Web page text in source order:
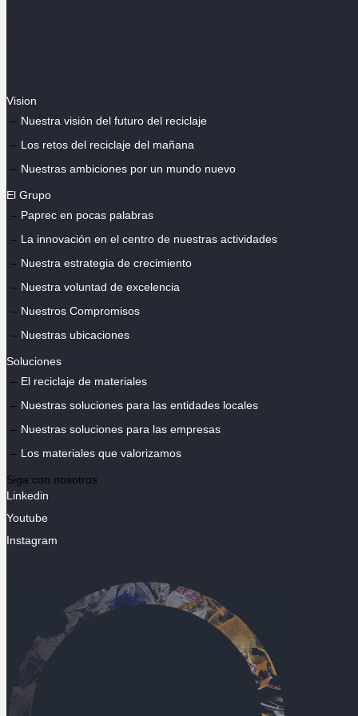
Vision
Nuestra visión del futuro del reciclaje
Los retos del reciclaje del mañana
Nuestras ambiciones por un mundo nuevo
El Grupo
Paprec en pocas palabras
La innovación en el centro de nuestras actividades
Nuestra estrategia de crecimiento
Nuestra voluntad de excelencia
Nuestros Compromisos
Nuestras ubicaciones
Soluciones
El reciclaje de materiales
Nuestras soluciones para las entidades locales
Nuestras soluciones para las empresas
Los materiales que valorizamos
Siga con nosotros
Linkedin
Youtube
Instagram